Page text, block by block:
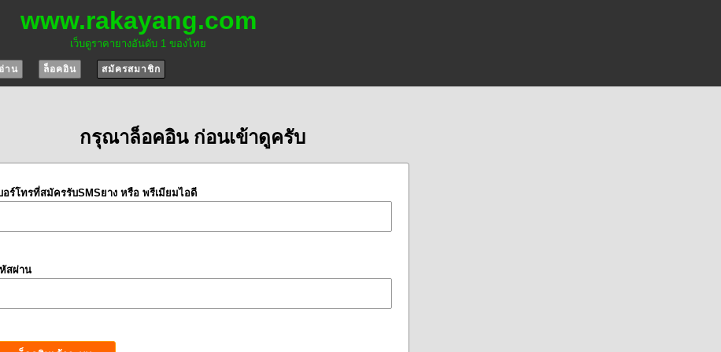
www.rakayang.com
เว็บดูราคายางอันดับ 1 ของไทย
าน ล็อคอิน สมัครสมาชิก
กรุณาล็อคอิน ก่อนเข้าดูครับ
อร์โทรที่สมัครรับSMSยาง หรือ พรีเมียมไอดี
สผ่าน